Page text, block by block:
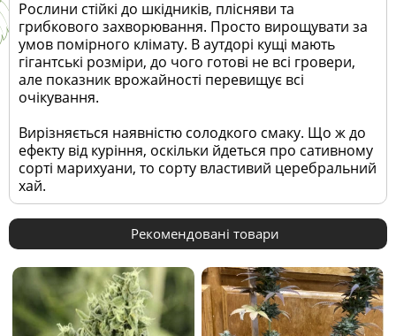
Рослини стійкі до шкідників, плісняви та
грибкового захворювання. Просто вирощувати за
умов помірного клімату. В аутдорі кущі мають
гігантські розміри, до чого готові не всі гровери,
але показник врожайності перевищує всі
очікування.
Вирізняється наявністю солодкого смаку. Що ж до
ефекту від куріння, оскільки йдеться про сативному
сорті марихуани, то сорту властивий церебральний
хай.
Рекомендовані товари